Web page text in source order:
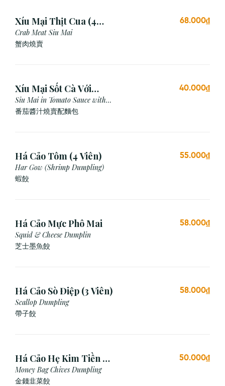
Xíu Mại Thịt Cua (4
Viên)
Crab Meat Siu Mai
蟹肉燒賣
68.000₫
Xíu Mại Sốt Cà Với
Bánh Mì (1 Viên)
Siu Mai in Tomato Sauce with
Bread
番茄醬汁燒賣配麵包
40.000₫
Há Cảo Tôm (4 Viên)
Har Gow (Shrimp Dumpling)
蝦餃
55.000₫
Há Cảo Mực Phô Mai
Squid & Cheese Dumplin
芝⼠墨⿂餃
58.000₫
Há Cảo Sò Điệp (3 Viên)
Scallop Dumpling
帶子餃
58.000₫
Há Cảo Hẹ Kim Tiền (3
Viên)
Money Bag Chives Dumpling
金錢韭菜餃
50.000₫